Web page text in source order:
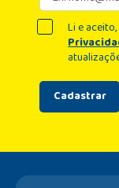
Cadastrar
Li e